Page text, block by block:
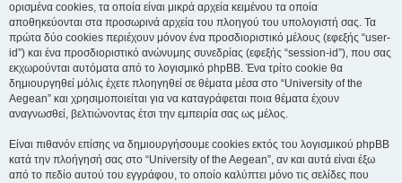
ορισμένα cookies, τα οποία είναι μικρά αρχεία κειμένου τα οποία
αποθηκεύονται στα προσωρινά αρχεία του πλοηγού του υπολογιστή σας. Τα
πρώτα δύο cookies περιέχουν μόνον ένα προσδιοριστικό μέλους (εφεξής “user-
id”) και ένα προσδιοριστικό ανώνυμης συνεδρίας (εφεξής “session-id”), που σας
εκχωρούνται αυτόματα από το λογισμικό phpBB. Ένα τρίτο cookie θα
δημιουργηθεί μόλις έχετε πλοηγηθεί σε θέματα μέσα στο “University of the
Aegean” και χρησιμοποιείται για να καταγράφεται ποια θέματα έχουν
αναγνωσθεί, βελτιώνοντας έτσι την εμπειρία σας ως μέλος.
Είναι πιθανόν επίσης να δημιουργήσουμε cookies εκτός του λογισμικού phpBB
κατά την πλοήγησή σας στο “University of the Aegean”, αν και αυτά είναι έξω
από το πεδίο αυτού του εγγράφου, το οποίο καλύπτει μόνο τις σελίδες που